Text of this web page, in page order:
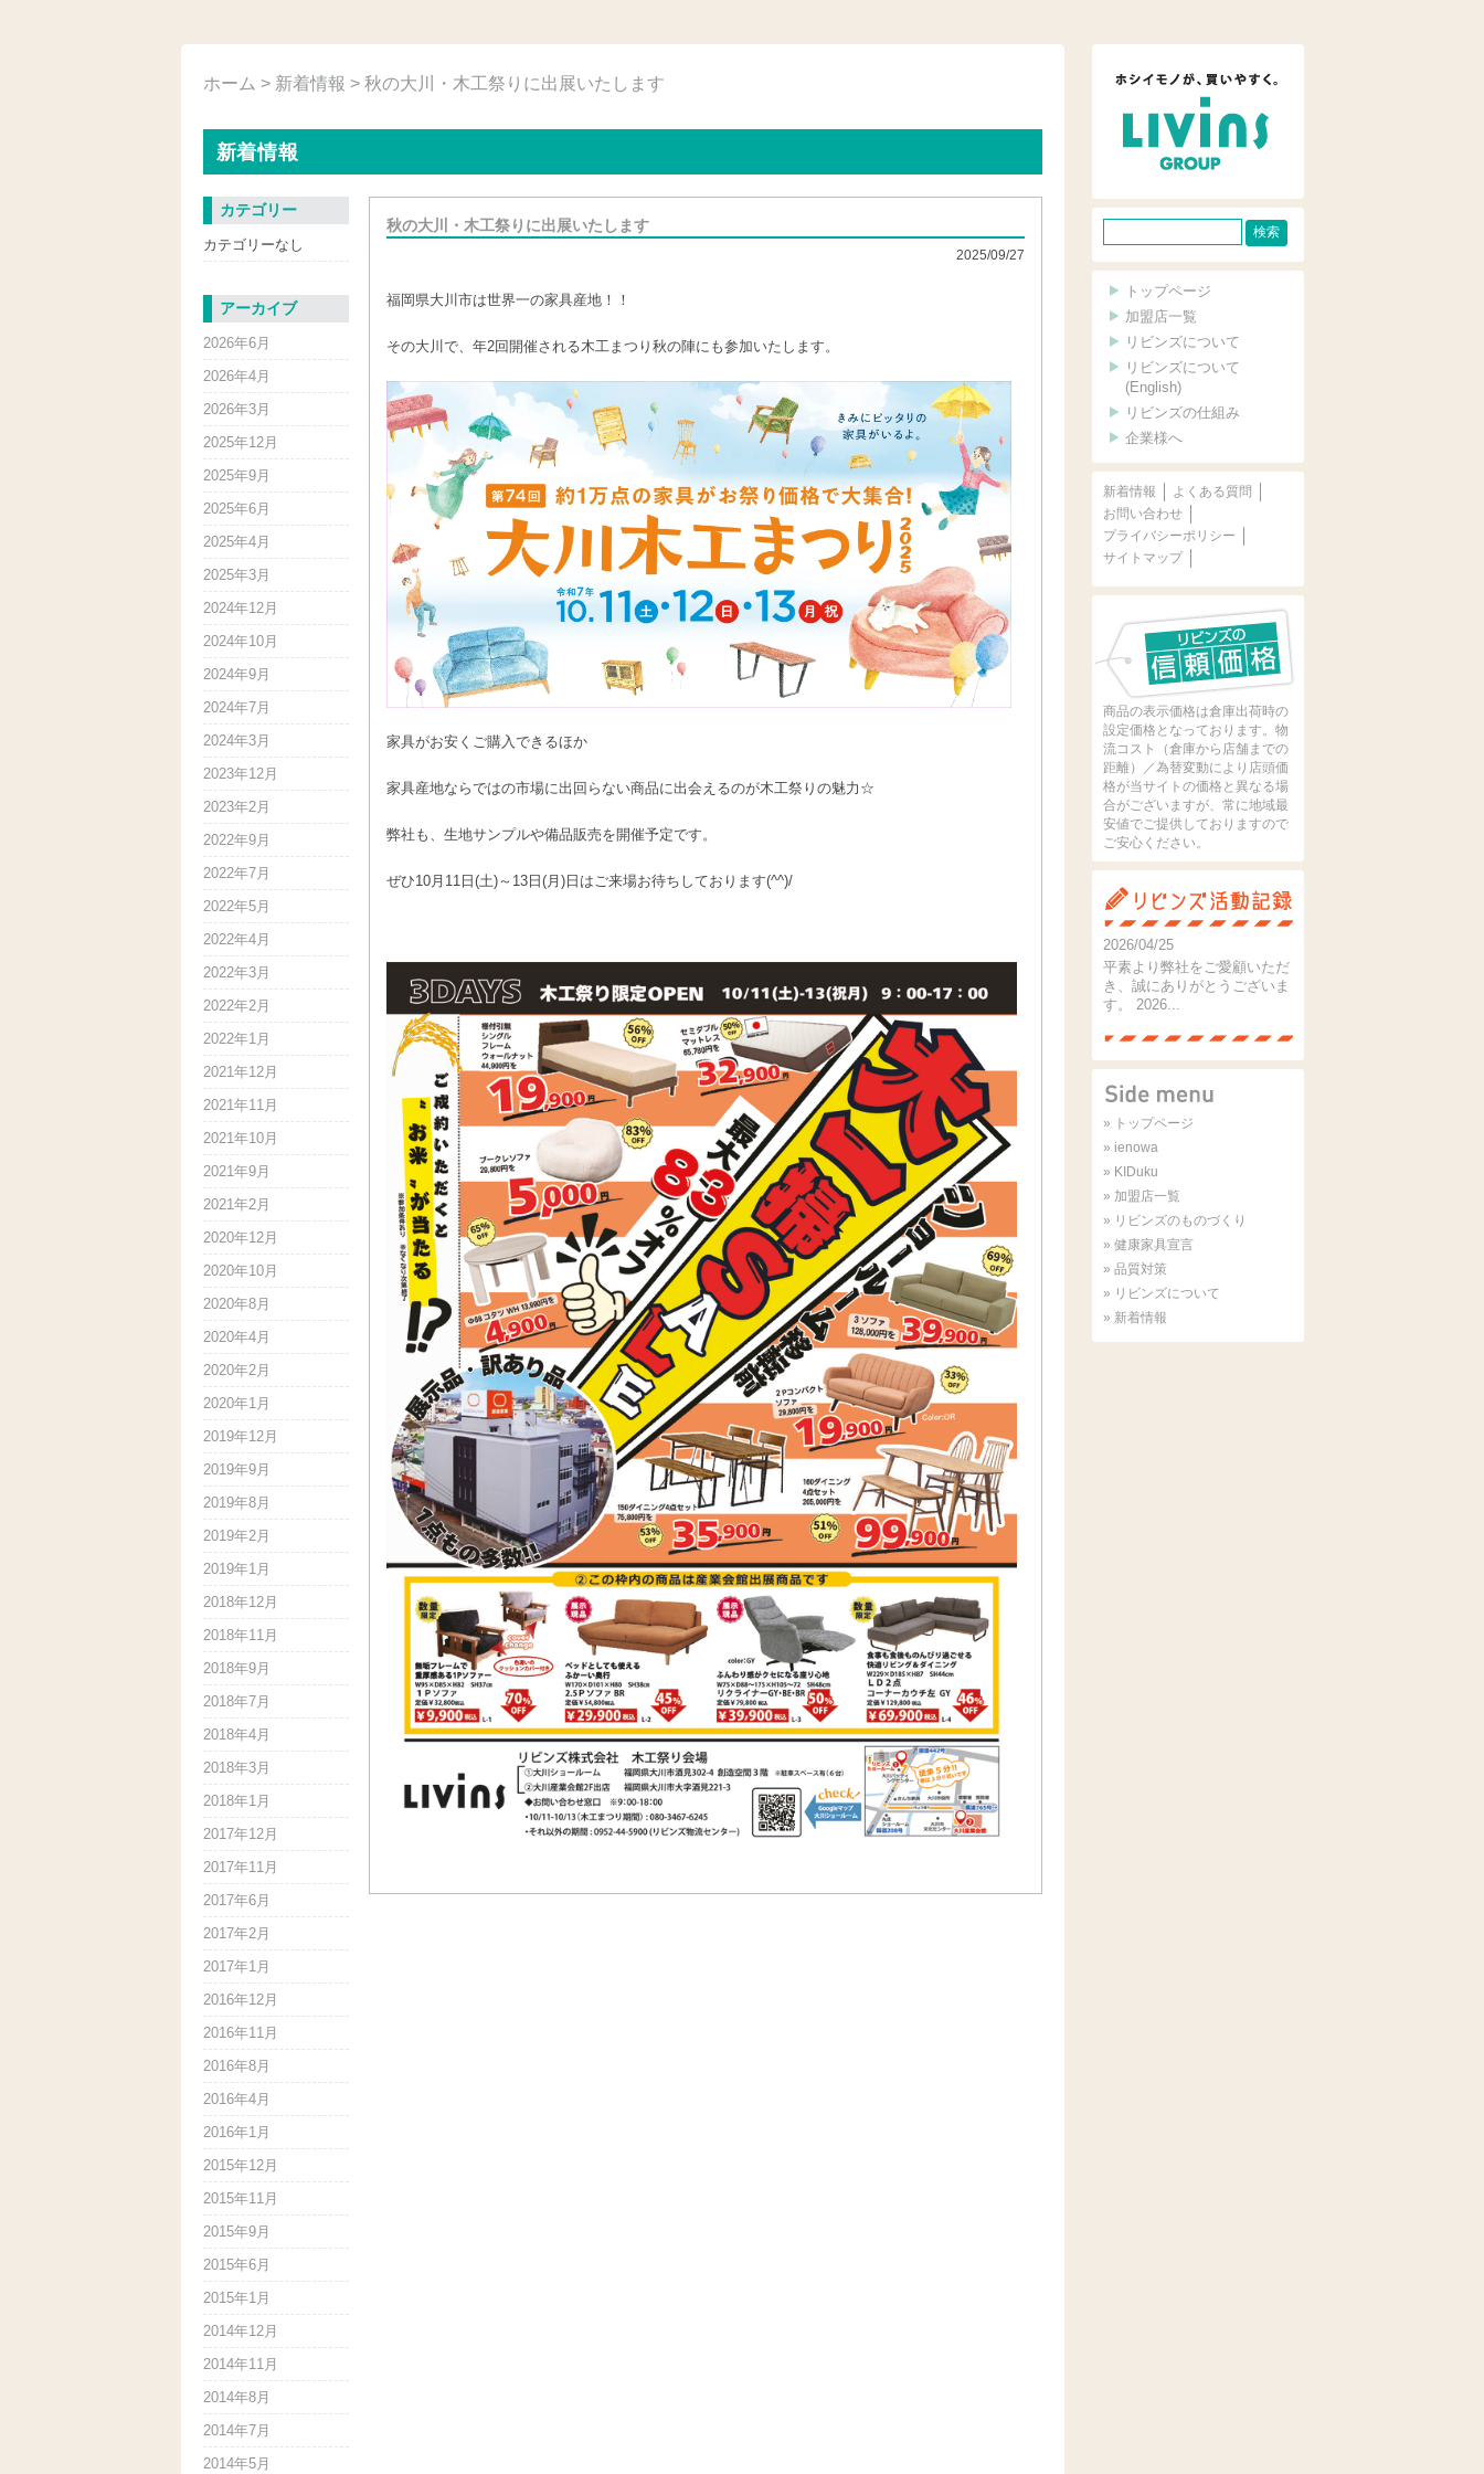
ホーム > 新着情報 > 秋の大川・木工祭りに出展いたします
新着情報
カテゴリー
カテゴリーなし
アーカイブ
2026年6月
2026年4月
2026年3月
2025年12月
2025年9月
2025年6月
2025年4月
2025年3月
2024年12月
2024年10月
2024年9月
2024年7月
2024年3月
2023年12月
2023年2月
2022年9月
2022年7月
2022年5月
2022年4月
2022年3月
2022年2月
2022年1月
2021年12月
2021年11月
2021年10月
2021年9月
2021年2月
2020年12月
2020年10月
2020年8月
2020年4月
2020年2月
2020年1月
2019年12月
2019年9月
2019年8月
2019年2月
2019年1月
2018年12月
2018年11月
2018年9月
2018年7月
2018年4月
2018年3月
2018年1月
2017年12月
2017年11月
2017年6月
2017年2月
2017年1月
2016年12月
2016年11月
2016年8月
2016年4月
2016年1月
2015年12月
2015年11月
2015年9月
2015年6月
2015年1月
2014年12月
2014年11月
2014年8月
2014年7月
2014年5月
秋の大川・木工祭りに出展いたします
2025/09/27
福岡県大川市は世界一の家具産地！！
その大川で、年2回開催される木工まつり秋の陣にも参加いたします。
家具がお安くご購入できるほか
家具産地ならではの市場に出回らない商品に出会えるのが木工祭りの魅力☆
弊社も、生地サンプルや備品販売を開催予定です。
ぜひ10月11日(土)～13日(月)日はご来場お待ちしております(^^)/
イ
ト
内
検
索
トップページ
加盟店一覧
リビンズについて
リビンズについて
(English)
リビンズの仕組み
企業様へ
新着情報
よくある質問
お問い合わせ
プライバシーポリシー
サイトマップ
商品の表示価格は倉庫出荷時の
設定価格となっております。物
流コスト（倉庫から店舗までの
距離）／為替変動により店頭価
格が当サイトの価格と異なる場
合がございますが、常に地域最
安値でご提供しておりますので
ご安心ください。
2026/04/25
平素より弊社をご愛顧いただ
き、誠にありがとうございま
す。 2026...
» トップページ
» ienowa
» KIDuku
» 加盟店一覧
» リビンズのものづくり
» 健康家具宣言
» 品質対策
» リビンズについて
» 新着情報